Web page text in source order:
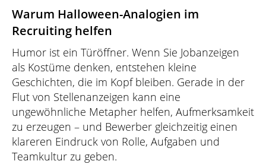
Warum Halloween-Analogien im
Recruiting helfen
Humor ist ein Türöffner. Wenn Sie Jobanzeigen
als Kostüme denken, entstehen kleine
Geschichten, die im Kopf bleiben. Gerade in der
Flut von Stellenanzeigen kann eine
ungewöhnliche Metapher helfen, Aufmerksamkeit
zu erzeugen – und Bewerber gleichzeitig einen
klareren Eindruck von Rolle, Aufgaben und
Teamkultur zu geben.